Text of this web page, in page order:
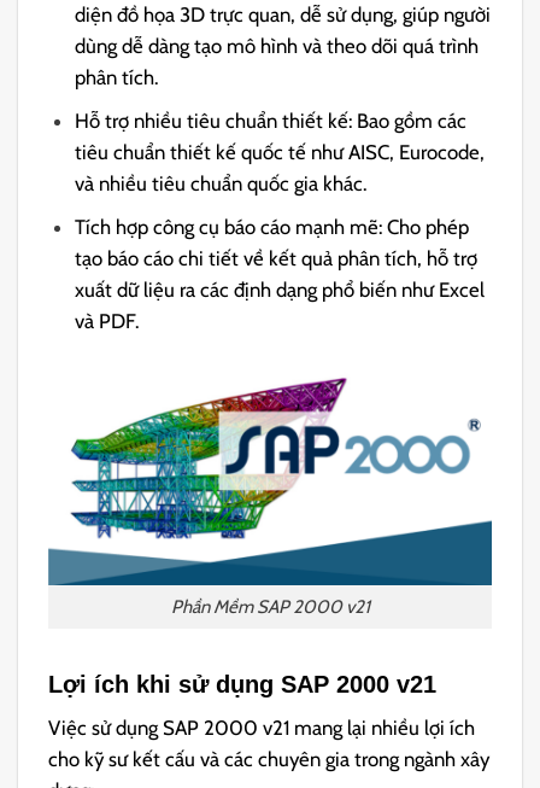
diện đồ họa 3D trực quan, dễ sử dụng, giúp người
dùng dễ dàng tạo mô hình và theo dõi quá trình
phân tích.
Hỗ trợ nhiều tiêu chuẩn thiết kế: Bao gồm các
tiêu chuẩn thiết kế quốc tế như AISC, Eurocode,
và nhiều tiêu chuẩn quốc gia khác.
Tích hợp công cụ báo cáo mạnh mẽ: Cho phép
tạo báo cáo chi tiết về kết quả phân tích, hỗ trợ
xuất dữ liệu ra các định dạng phổ biến như Excel
và PDF.
Phần Mềm SAP 2000 v21
Lợi ích khi sử dụng SAP 2000 v21
Việc sử dụng SAP 2000 v21 mang lại nhiều lợi ích
cho kỹ sư kết cấu và các chuyên gia trong ngành xây